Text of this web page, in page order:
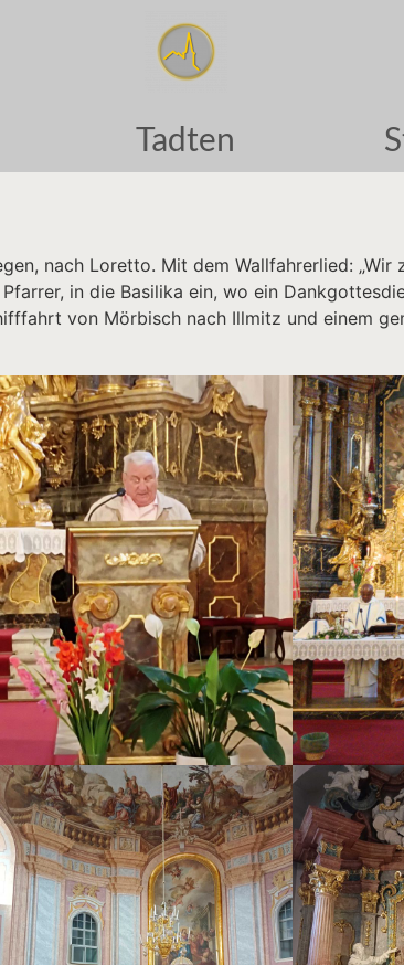
Tadten
nach Loretto. Mit dem Wallfahrerlied: „Wir
in die Basilika ein, wo ein
von Mörbisch nach Illmitz und einem